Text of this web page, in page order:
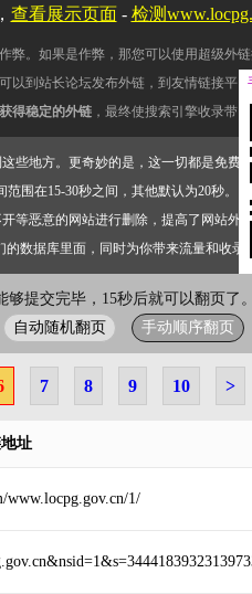
。如果是作弊，那您可以使用超级外
以到站长论坛发布外链，到友情链接平
得稳定的外链 ，最终使搜索引擎收录带
些地方。更奇妙的是，这一切都是免费
围在15-30秒之间，其他默认为20秒。）
等恶意的网站进行删除，提高了网站外
的数据库里面，同时为你带来流量和收录
够提交完毕，15秒后就可以翻页了
自动随机翻页 手动顺序翻页
7 8 9 10 >
址
www.locpg.gov.cn/1/
查看展示页面- 检测